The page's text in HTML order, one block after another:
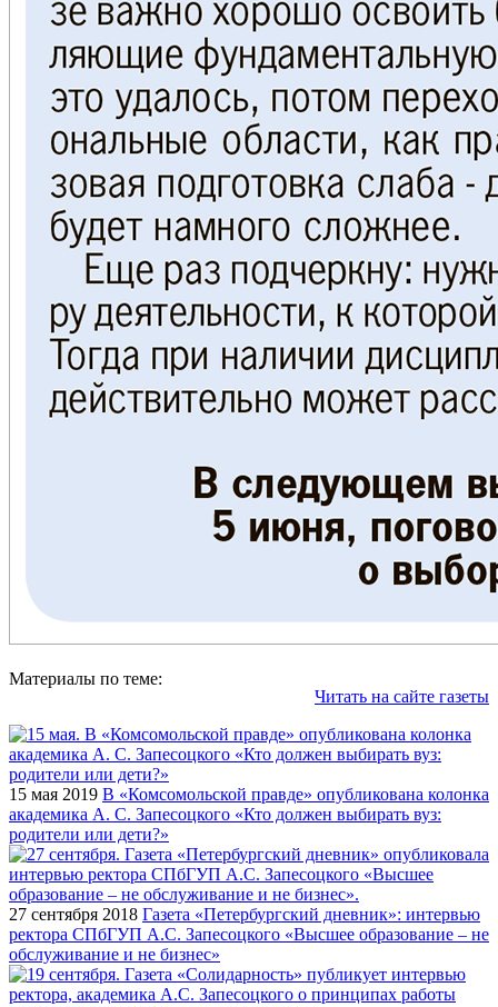
Читать на сайте газеты
Материалы по теме:
15 мая 2019 В «Комсомольской правде» опубликована колонка
академика А. С. Запесоцкого «Кто должен выбирать вуз:
родители или дети?»
27 сентября 2018 Газета «Петербургский дневник»: интервью
ректора СПбГУП А.С. Запесоцкого «Высшее образование – не
обслуживание и не бизнес»